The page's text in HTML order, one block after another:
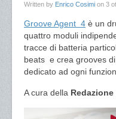
Written by Enrico Cosimi on 3
Groove Agent 4 è un
quattro moduli
tracce di batteria
beats e crea grooves
dedicato ad ogni
A cura della Redazione